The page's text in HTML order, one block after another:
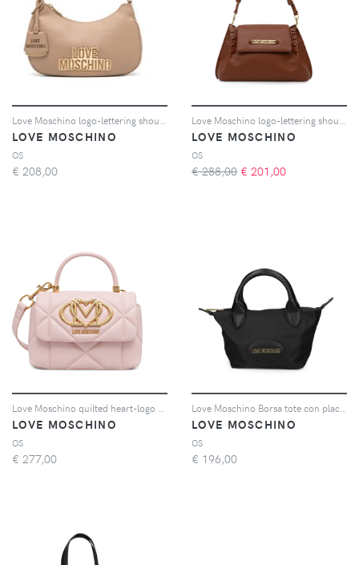
LOVE MOSCHINO
OS
€ 208,00
LOVE MOSCHINO
OS
€ 288,00 € 201,00
LOVE MOSCHINO
OS
€ 277,00
LOVE MOSCHINO
OS
€ 196,00